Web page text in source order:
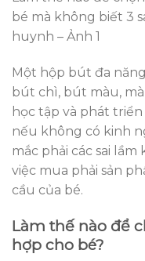
bé mà không biết 3
huynh – Ảnh 1
Một hộp bút đa
bút chì, bút màu,
học tập và phát
nếu không có kinh
mắc phải các sai
việc mua phải sản
cầu của bé.
Làm thế nào để
hợp cho bé?